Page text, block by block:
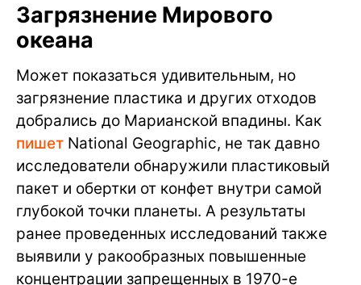
Загрязнение Мирового
океана
Может показаться удивительным, но
загрязнение пластика и других отходов
добрались до Марианской впадины. Как
пишет National Geographic, не так давно
исследователи обнаружили пластиковый
пакет и обертки от конфет внутри самой
глубокой точки планеты. А результаты
ранее проведенных исследований также
выявили у ракообразных повышенные
концентрации запрещенных в 1970-е